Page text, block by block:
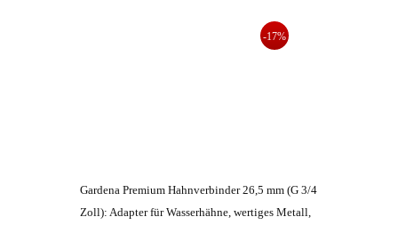
-17%
Gardena Premium Hahnverbinder 26,5 mm (G 3/4
Zoll): Adapter für Wasserhähne, wertiges Metall,